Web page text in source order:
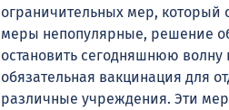
ограничительных мер, который
меры непопулярные, решение
остановить сегодняшнюю
обязательная вакцинация для
различные учреждения. Эти